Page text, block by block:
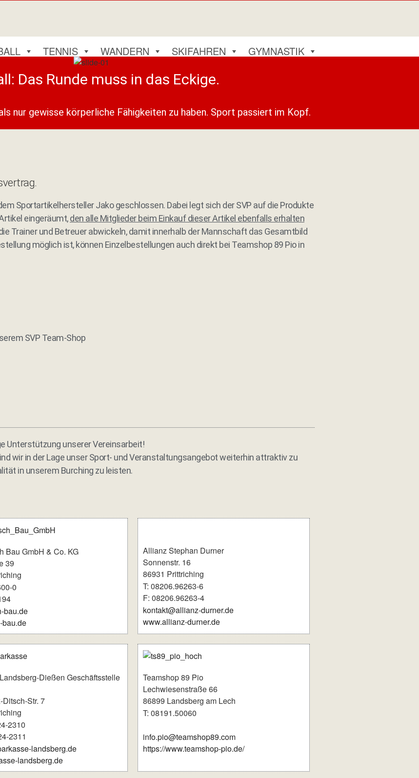
TENNIS WANDERN SKIFAHREN GYMNASTIK
Das Runde muss in das Eckige.
nur gewisse körperliche Fähigkeiten zu haben. Sport passiert im Kopf.
Sportartikelhersteller Jako geschlossen. Dabei legt sich der SVP auf die Produkte
eingeräumt,den alle Mitglieder beim Einkauf dieser Artikel ebenfalls erhalten
Trainer und Betreuer abwickeln, damit innerhalb der Mannschaft das Gesamtbild
möglich ist, können Einzelbestellungen auch direkt bei Teamshop 89 Pio in
SVP Team-Shop
Unterstützung unserer Vereinsarbeit!
wir in der Lage unser Sport- und Veranstaltungsangebot weiterhin attraktiv zu
in unserem Burching zu leisten.
Bau GmbH & Co. KG
39
0
bau.de
bau.de
Allianz Stephan Durner
Sonnenstr. 16
86931 Prittriching
T: 08206.96263-6
F: 08206.96263-4
kontakt@allianz-durner.de
www.allianz-durner.de
Dießen Geschäftsstelle
Ditsch-Str. 7
2310
2311
landsberg.de
landsberg.de
Teamshop 89 Pio
Lechwiesenstraße 66
86899 Landsberg am Lech
T: 08191.50060
info.pio@teamshop89.com
https://www.teamshop-pio.de/